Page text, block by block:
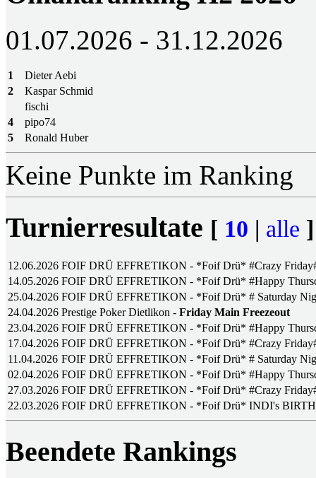
01.07.2026 - 31.12.2026
1
Dieter Aebi
2
Kaspar Schmid
fischi
4
pipo74
5
Ronald Huber
Keine Punkte im Ranking
Turnierresultate [ 10 | alle ]
12.06.2026 FOIF DRÜ EFFRETIKON - *Foif Drü* #Crazy
14.05.2026 FOIF DRÜ EFFRETIKON - *Foif Drü* #Happy
25.04.2026 FOIF DRÜ EFFRETIKON - *Foif Drü* # Saturday
24.04.2026 Prestige Poker Dietlikon - Friday Main Freezeout
23.04.2026 FOIF DRÜ EFFRETIKON - *Foif Drü* #Happy
17.04.2026 FOIF DRÜ EFFRETIKON - *Foif Drü* #Crazy
11.04.2026 FOIF DRÜ EFFRETIKON - *Foif Drü* # Saturday
02.04.2026 FOIF DRÜ EFFRETIKON - *Foif Drü* #Happy
27.03.2026 FOIF DRÜ EFFRETIKON - *Foif Drü* #Crazy
22.03.2026 FOIF DRÜ EFFRETIKON - *Foif Drü* INDI's
Beendete Rankings